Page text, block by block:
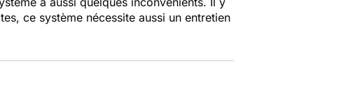
ce système nécessite aussi un entretien